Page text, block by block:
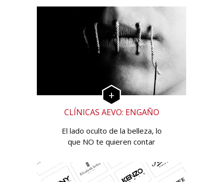
CLÍNICAS AEVO: ENGAÑO
El lado oculto de la belleza, lo
que NO te quieren contar